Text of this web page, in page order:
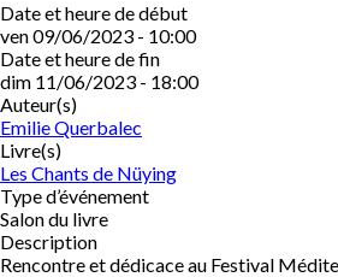
Date et heure de début
ven 09/06/2023 - 10:00
Date et heure de fin
dim 11/06/2023 - 18:00
Auteur(s)
Emilie Querbalec
Livre(s)
Les Chants de Nüying
Type d’événement
Salon du livre
Description
Rencontre et dédicace au Festival